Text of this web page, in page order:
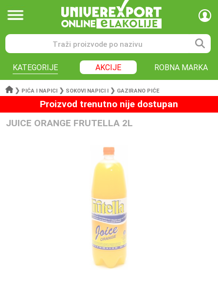
KATEGORIJE AKCIJE ROBNA MARKA
❯ PIĆA I NAPICI ❯ SOKOVI NAPICI I ❯ GAZIRANO PIĆE
Proizvod trenutno nije dostupan
JUICE ORANGE FRUTELLA 2L